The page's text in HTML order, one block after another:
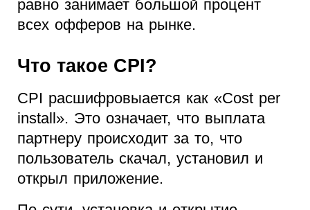
равно занимает большой процент
всех офферов на рынке.
Что такое CPI?
CPI расшифровыается как «Cost per
install». Это означает, что выплата
партнеру происходит за то, что
пользователь скачал, установил и
открыл приложение.